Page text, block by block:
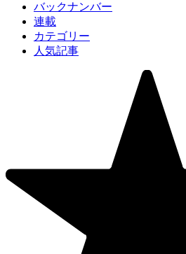
バックナンバー
連載
カテゴリー
人気記事